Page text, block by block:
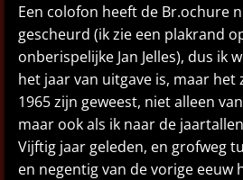
Een colofon heeft de Br.ochure
gescheurd (ik zie een plakrand
onberispelijke Jan Jelles), dus ik
het jaar van uitgave is, maar het
1965 zijn geweest, niet alleen
maar ook als ik naar de
Vijftig jaar geleden, en grofweg
en negentig van de vorige eeuw